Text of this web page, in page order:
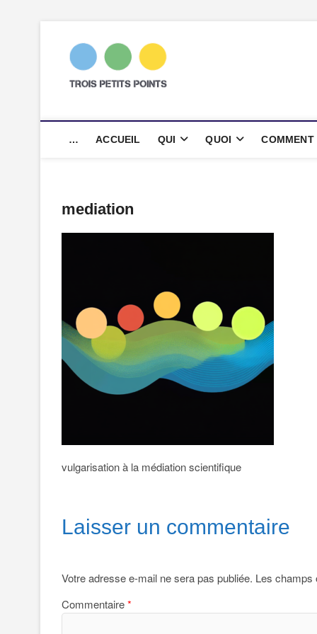
content
… ACCUEIL QUI QUOI COMMENT
mediation
vulgarisation à la médiation scientifique
Laisser un commentaire
Votre adresse e-mail ne sera pas publiée. Les champs
Commentaire*